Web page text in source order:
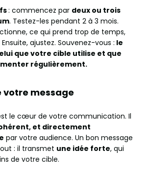
: commencez par deux ou trois
. Testez-les pendant 2 à 3 mois.
ce qui prend trop de temps,
ajustez. Souvenez-vous : le
que votre cible utilise et que
régulièrement.
votre message
le cœur de votre communication. Il
et directement
par votre audience. Un bon message
: il transmet une idée forte, qui
de votre cible.